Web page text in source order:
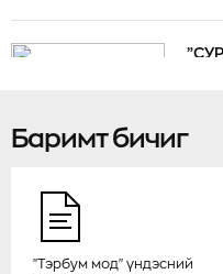
Баримт бичиг
"Тэрбум мод" үндэсний